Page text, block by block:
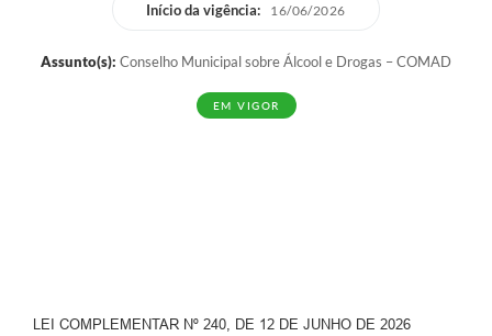
Início da vigência: 16/06/2026
Assunto(s): Conselho Municipal sobre Álcool e Drogas – COMAD
EM VIGOR
LEI COMPLEMENTAR Nº 240, DE 12 DE JUNHO DE 2026